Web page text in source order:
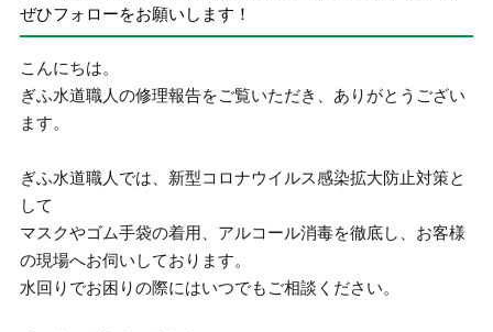
ぜひフォローをお願いします！
こんにちは。
ぎふ水道職人の修理報告をご覧いただき、ありがとうござい
ます。
ぎふ水道職人では、新型コロナウイルス感染拡大防止対策と
して
マスクやゴム手袋の着用、アルコール消毒を徹底し、お客様
の現場へお伺いしております。
水回りでお困りの際にはいつでもご相談ください。